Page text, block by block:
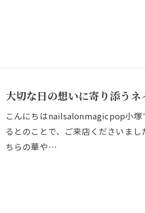
大切な日の想いに寄り添うネ
こんにちはnailsalonmagicpop小塚
るとのことで、ご来店くださいま
ちらの華や…